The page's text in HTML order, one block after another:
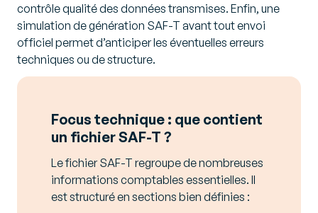
contrôle qualité des données transmises. Enfin, une
simulation de génération SAF-T avant tout envoi
officiel permet d’anticiper les éventuelles erreurs
techniques ou de structure.
Focus technique : que contient
un fichier SAF-T ?
Le fichier SAF-T regroupe de nombreuses
informations comptables essentielles. Il
est structuré en sections bien définies :